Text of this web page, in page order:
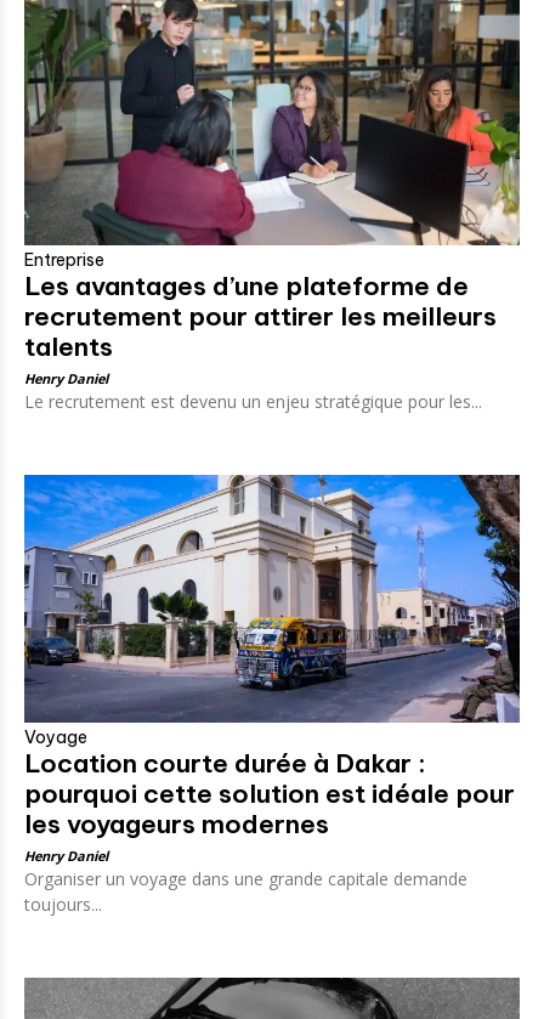
Entreprise
Les avantages d’une plateforme de
recrutement pour attirer les meilleurs
talents
Henry Daniel
Le recrutement est devenu un enjeu stratégique pour les...
Voyage
Location courte durée à Dakar :
pourquoi cette solution est idéale pour
les voyageurs modernes
Henry Daniel
Organiser un voyage dans une grande capitale demande
toujours...